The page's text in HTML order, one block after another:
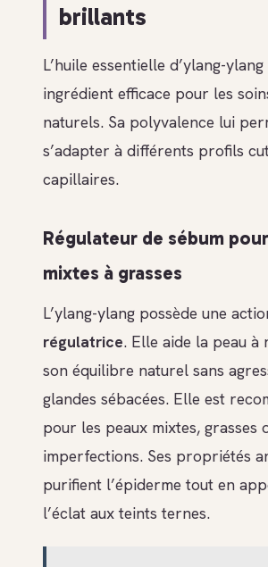
brillants
L’huile essentielle d’ylang-
ingrédient efficace pour les
naturels. Sa polyvalence lui
s’adapter à différents profils
capillaires.
Régulateur de sébum
mixtes à grasses
L’ylang-ylang possède une
régulatrice. Elle aide la peau à
son équilibre naturel sans
glandes sébacées. Elle est
pour les peaux mixtes, grasses
imperfections. Ses propriétés
purifient l’épiderme tout en
l’éclat aux teints ternes.